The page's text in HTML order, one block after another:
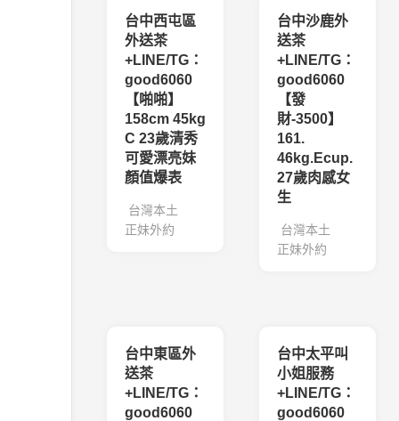
台中西屯區
外送茶
+LINE/TG：
good6060
【啪啪】
158cm 45kg
C 23歲清秀
可愛漂亮妹
顏值爆表
台灣本土
正妹外約
台中沙鹿外
送茶
+LINE/TG：
good6060
【發
財-3500】
161.
46kg.Ecup.
27歲肉感女
生
台灣本土
正妹外約
台中東區外
送茶
+LINE/TG：
good6060
台中太平叫
小姐服務
+LINE/TG：
good6060